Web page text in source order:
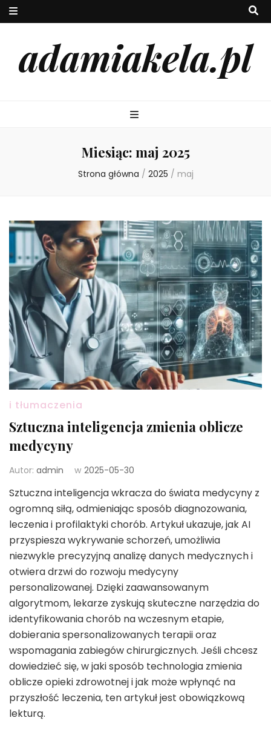
adamiakela.pl
Miesiąc: maj 2025
Strona główna / 2025 / maj
i tłumaczenia
Sztuczna inteligencja zmienia oblicze
medycyny
Autor: admin w 2025-05-30
Sztuczna inteligencja wkracza do świata medycyny z
ogromną siłą, odmieniając sposób diagnozowania,
leczenia i profilaktyki chorób. Artykuł ukazuje, jak AI
przyspiesza wykrywanie schorzeń, umożliwia
niezwykle precyzyjną analizę danych medycznych i
otwiera drzwi do rozwoju medycyny
personalizowanej. Dzięki zaawansowanym
algorytmom, lekarze zyskują skuteczne narzędzia do
identyfikowania chorób na wczesnym etapie,
dobierania spersonalizowanych terapii oraz
wspomagania zabiegów chirurgicznych. Jeśli chcesz
dowiedzieć się, w jaki sposób technologia zmienia
oblicze opieki zdrowotnej i jak może wpłynąć na
przyszłość leczenia, ten artykuł jest obowiązkową
lekturą.